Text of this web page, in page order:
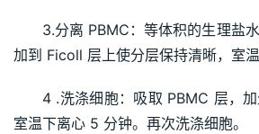
3.分离 PBMC：等体积的生理盐
加到 Ficoll 层上使分层保持清晰，室
4 .洗涤细胞：吸取 PBMC 层，加
室温下离心 5 分钟。再次洗涤细胞。